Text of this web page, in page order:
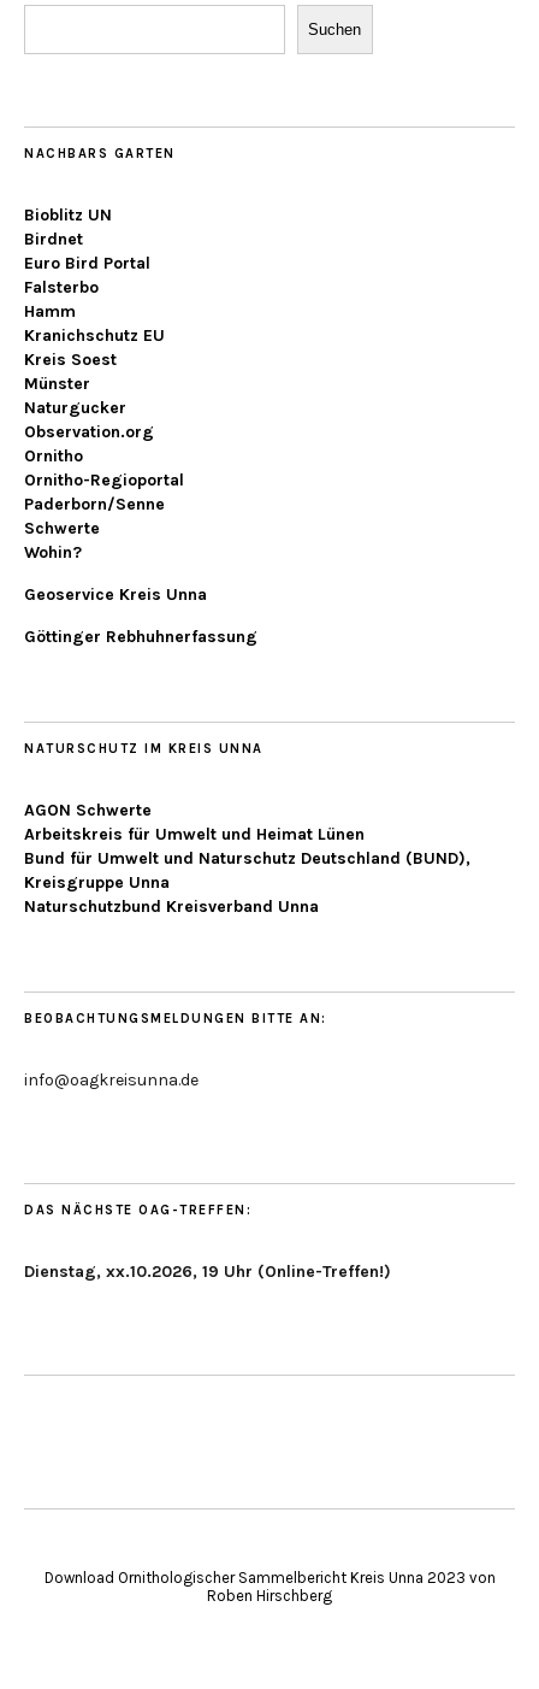
Suchen
NACHBARS GARTEN
Bioblitz UN
Birdnet
Euro Bird Portal
Falsterbo
Hamm
Kranichschutz EU
Kreis Soest
Münster
Naturgucker
Observation.org
Ornitho
Ornitho-Regioportal
Paderborn/Senne
Schwerte
Wohin?
Geoservice Kreis Unna
Göttinger Rebhuhnerfassung
NATURSCHUTZ IM KREIS UNNA
AGON Schwerte
Arbeitskreis für Umwelt und Heimat Lünen
Bund für Umwelt und Naturschutz Deutschland (BUND),
Kreisgruppe Unna
Naturschutzbund Kreisverband Unna
BEOBACHTUNGSMELDUNGEN BITTE AN:
info@oagkreisunna.de
DAS NÄCHSTE OAG-TREFFEN:
Dienstag, xx.10.2026, 19 Uhr (Online-Treffen!)
Download Ornithologischer Sammelbericht Kreis Unna 2023 von
Roben Hirschberg